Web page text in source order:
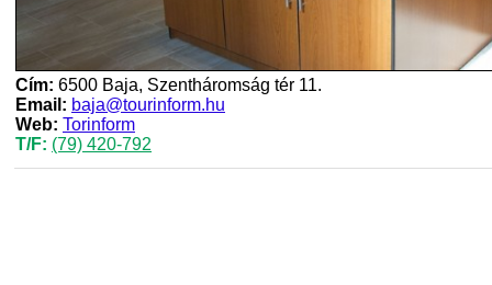
Cím: 6500 Baja, Szentháromság tér 11.
Email: baja@tourinform.hu
Web: Torinform
T/F: (79) 420-792